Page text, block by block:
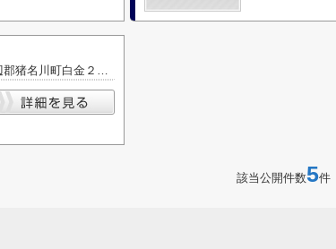
兵庫県川辺郡猪名川町白金２丁目
該当公開件数5件